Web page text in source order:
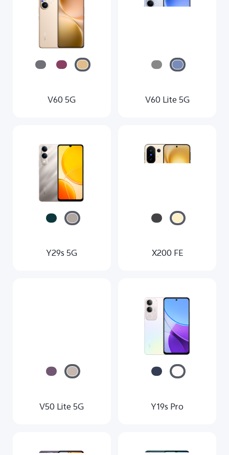
V60 Lite 5G
V60 5G
X200 FE
Y29s 5G
Y19s Pro
V50 Lite 5G